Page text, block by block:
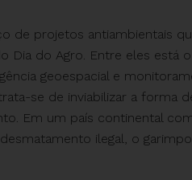
de projetos antiambientais
Dia do Agro. Entre eles
geoespacial e
se de inviabilizar a forma
Em um país continental
ilegal, o